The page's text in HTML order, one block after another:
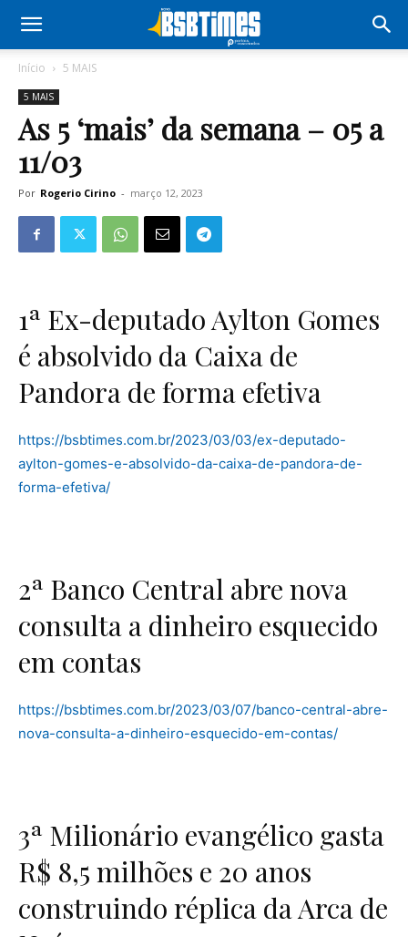
Início 5 MAIS
5 MAIS
As 5 ‘mais’ da semana – 05 a
11/03
Por Rogerio Cirino - março 12, 2023
1ª Ex-deputado Aylton Gomes
é absolvido da Caixa de
Pandora de forma efetiva
https://bsbtimes.com.br/2023/03/03/ex-deputado-
aylton-gomes-e-absolvido-da-caixa-de-pandora-de-
forma-efetiva/
2ª Banco Central abre nova
consulta a dinheiro esquecido
em contas
https://bsbtimes.com.br/2023/03/07/banco-central-abre-
nova-consulta-a-dinheiro-esquecido-em-contas/
3ª Milionário evangélico gasta
R$ 8,5 milhões e 20 anos
construindo réplica da Arca de